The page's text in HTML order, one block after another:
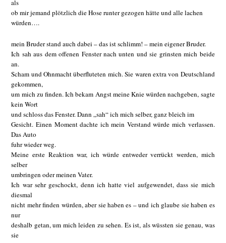
als
ob mir jemand plötzlich die Hose runter gezogen hätte und alle lachen
würden….
mein Bruder stand auch dabei – das ist schlimm! – mein eigener Bruder.
Ich sah aus dem offenen Fenster nach unten und sie grinsten mich beide
an.
Scham und Ohnmacht überfluteten mich. Sie waren extra von Deutschland
gekommen,
um mich zu finden. Ich bekam Angst meine Knie würden nachgeben, sagte
kein Wort
und schloss das Fenster. Dann „sah“ ich mich selber, ganz bleich im
Gesicht. Einen Moment dachte ich mein Verstand würde mich verlassen.
Das Auto
fuhr wieder weg.
Meine erste Reaktion war, ich würde entweder verrückt werden, mich
selber
umbringen oder meinen Vater.
Ich war sehr geschockt, denn ich hatte viel aufgewendet, dass sie mich
diesmal
nicht mehr finden würden, aber sie haben es – und ich glaube sie haben es
nur
deshalb getan, um mich leiden zu sehen. Es ist, als wüssten sie genau, was
sie